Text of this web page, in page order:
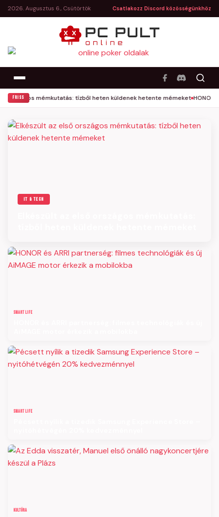
2026. Augusztus 6., Csütörtök Csatlakozz Discord közösségünkhöz
PC Pult
FRISS
országos mémkutatás: tízből heten küldenek hetente mémeket HONOR
IT & TECH
SMART LIFE
SMART LIFE
KULTÚRA